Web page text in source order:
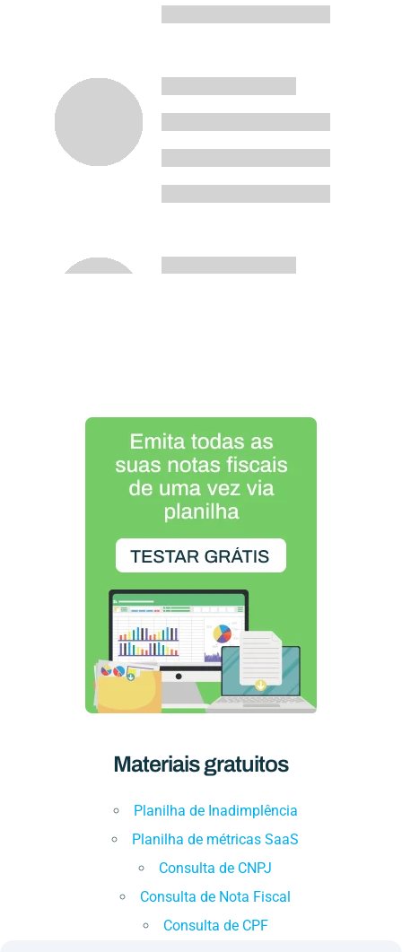
Materiais gratuitos
Planilha de Inadimplência
Planilha de métricas SaaS
Consulta de CNPJ
Consulta de Nota Fiscal
Consulta de CPF